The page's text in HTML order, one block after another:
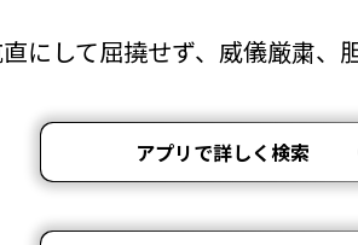
にして屈撓せず、威儀厳粛、
アプリで詳しく検索